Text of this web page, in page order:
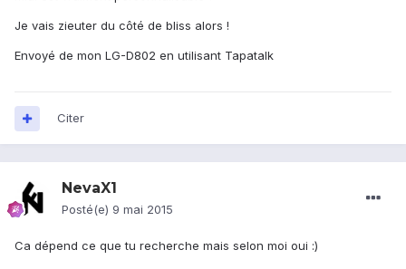
Je vais zieuter du côté de bliss alors !
Envoyé de mon LG-D802 en utilisant Tapatalk
Citer
NevaX1
Posté(e) 9 mai 2015
Ca dépend ce que tu recherche mais selon moi oui :)